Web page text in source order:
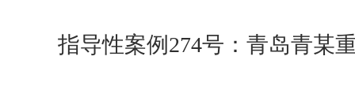
指导性案例274号：青岛青某